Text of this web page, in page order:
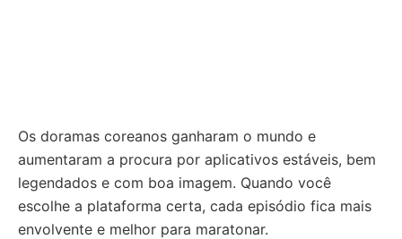
Os doramas coreanos ganharam o mundo e
aumentaram a procura por aplicativos estáveis, bem
legendados e com boa imagem. Quando você
escolhe a plataforma certa, cada episódio fica mais
envolvente e melhor para maratonar.